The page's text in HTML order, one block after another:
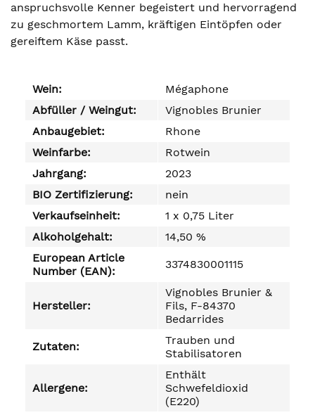
anspruchsvolle Kenner begeistert und hervorragend
zu geschmortem Lamm, kräftigen Eintöpfen oder
gereiftem Käse passt.
Wein:
Mégaphone
Abfüller / Weingut:
Vignobles Brunier
Anbaugebiet:
Rhone
Weinfarbe:
Rotwein
Jahrgang:
2023
BIO Zertifizierung:
nein
Verkaufseinheit:
1 x 0,75 Liter
Alkoholgehalt:
14,50 %
European Article
Number (EAN):
3374830001115
Hersteller:
Vignobles Brunier &
Fils, F-84370
Bedarrides
Zutaten:
Trauben und
Stabilisatoren
Allergene:
Enthält
Schwefeldioxid
(E220)